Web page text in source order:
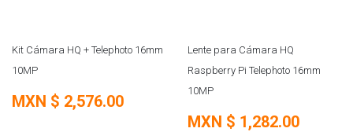
Kit Cámara HQ + Telephoto 16mm
10MP
MXN $ 2,576.00
Lente para Cámara HQ
Raspberry Pi Telephoto 16mm
10MP
MXN $ 1,282.00